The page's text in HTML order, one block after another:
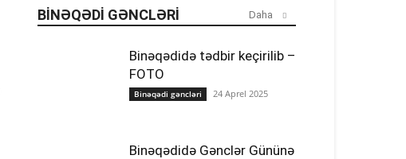
BINƏQƏDI GƏNCLƏRI Daha
Binəqədidə tədbir keçirilib –
FOTO
Binəqədi gəncləri 24 Aprel 2025
Binəqədidə Gənclər Gününə